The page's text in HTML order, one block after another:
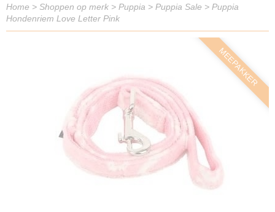
Home > Shoppen op merk > Puppia > Puppia Sale > Puppia
Hondenriem Love Letter Pink
MEEPAKKER